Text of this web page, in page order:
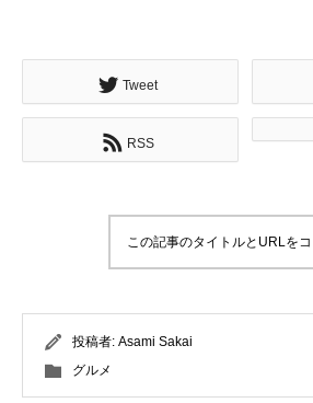
Tweet
RSS
この記事のタイトルとURLを
投稿者: Asami Sakai
グルメ